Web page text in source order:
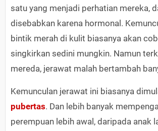
satu yang menjadi perhatian mereka,
disebabkan karena hormonal.
bintik merah di kulit biasanya akan
singkirkan sedini mungkin. Namun
mereda, jerawat malah bertambah
Kemunculan jerawat ini biasanya
pubertas. Dan lebih banyak
perempuan lebih awal, daripada anak